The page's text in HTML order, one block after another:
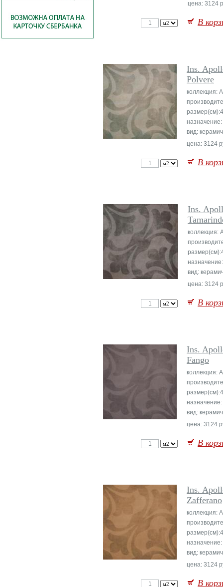
цена: 3124
В
Ins.
Polvere
коллекция:
вид:
цена: 3124
В
Ins.
коллекция:
вид:
цена: 3124
В
Ins.
Fango
коллекция:
вид:
цена: 3124
В
Ins.
Zafferano
коллекция:
вид:
цена: 3124
В